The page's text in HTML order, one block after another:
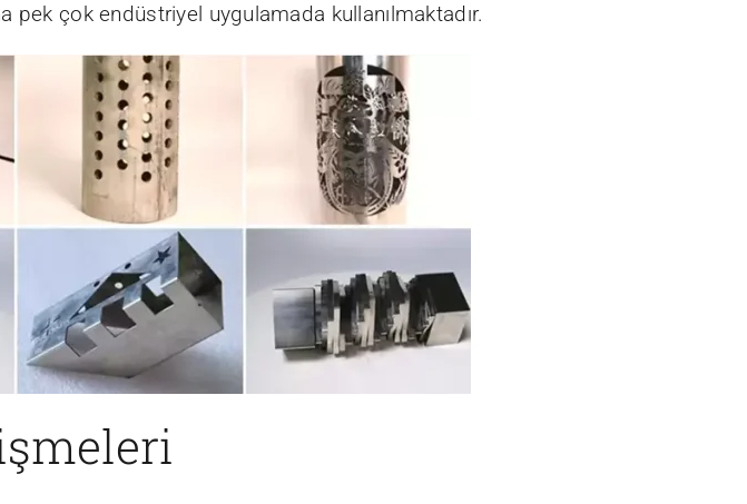
pek çok endüstriyel uygulamada kullanılmaktadır.